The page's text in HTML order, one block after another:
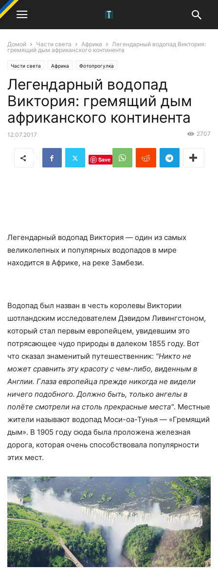
Домой Части света Африка
Легендарный водопад Виктория:
гремящий дым африканского континента
Части света Африка Фотопрогулка
Легендарный водопад
Виктория: гремящий дым
африканского континента
12.07.2017 2707
Save
Легендарный водопад Виктория — один из самых
великолепных и популярных водопадов в мире
находится в Африке, на реке Замбези.
Водопад был назван в честь королевы Виктории
шотландским исследователем Дэвидом Ливингстоном,
который стал первым европейцем, увидевшим это
потрясающее чудо природы в далеком 1855 году. Вот
что сказал знаменитый путешественник: Никто не
может сравнить эту красоту с чем-либо, виденным в
Англии. Глаза европейца прежде никогда не видели
ничего подобного. Должно быть, только ангелы в
полёте смотрели на столь прекрасные места . Местные
жители называют водопад Моси-оа-Тунья — «Гремящий
дым». В 1905 году сюда была проложена железная
дорога, которая очень способствовала популярности
этих мест.